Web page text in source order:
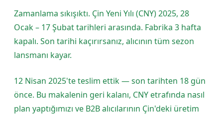
Zamanlama sıkışıktı. Çin Yeni Yılı (CNY) 2025, 28
Ocak – 17 Şubat tarihleri arasında. Fabrika 3 hafta
kapalı. Son tarihi kaçırırsanız, alıcının tüm sezon
lansmanı kayar.
12 Nisan 2025'te teslim ettik — son tarihten 18 gün
önce. Bu makalenin geri kalanı, CNY etrafında nasıl
plan yaptığımızı ve B2B alıcılarının Çin'deki üretim